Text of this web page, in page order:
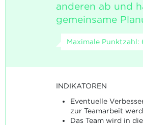
anderen ab und
gemeinsame
Maximale Punktzahl:
INDIKATOREN
Eventuelle
zur Teamarbeit
Das Team wird in